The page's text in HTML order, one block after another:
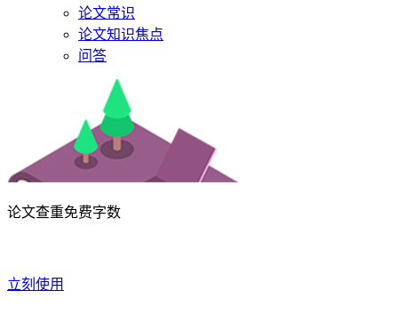
论文常识
论文知识焦点
问答
论文查重免费字数
立刻使用